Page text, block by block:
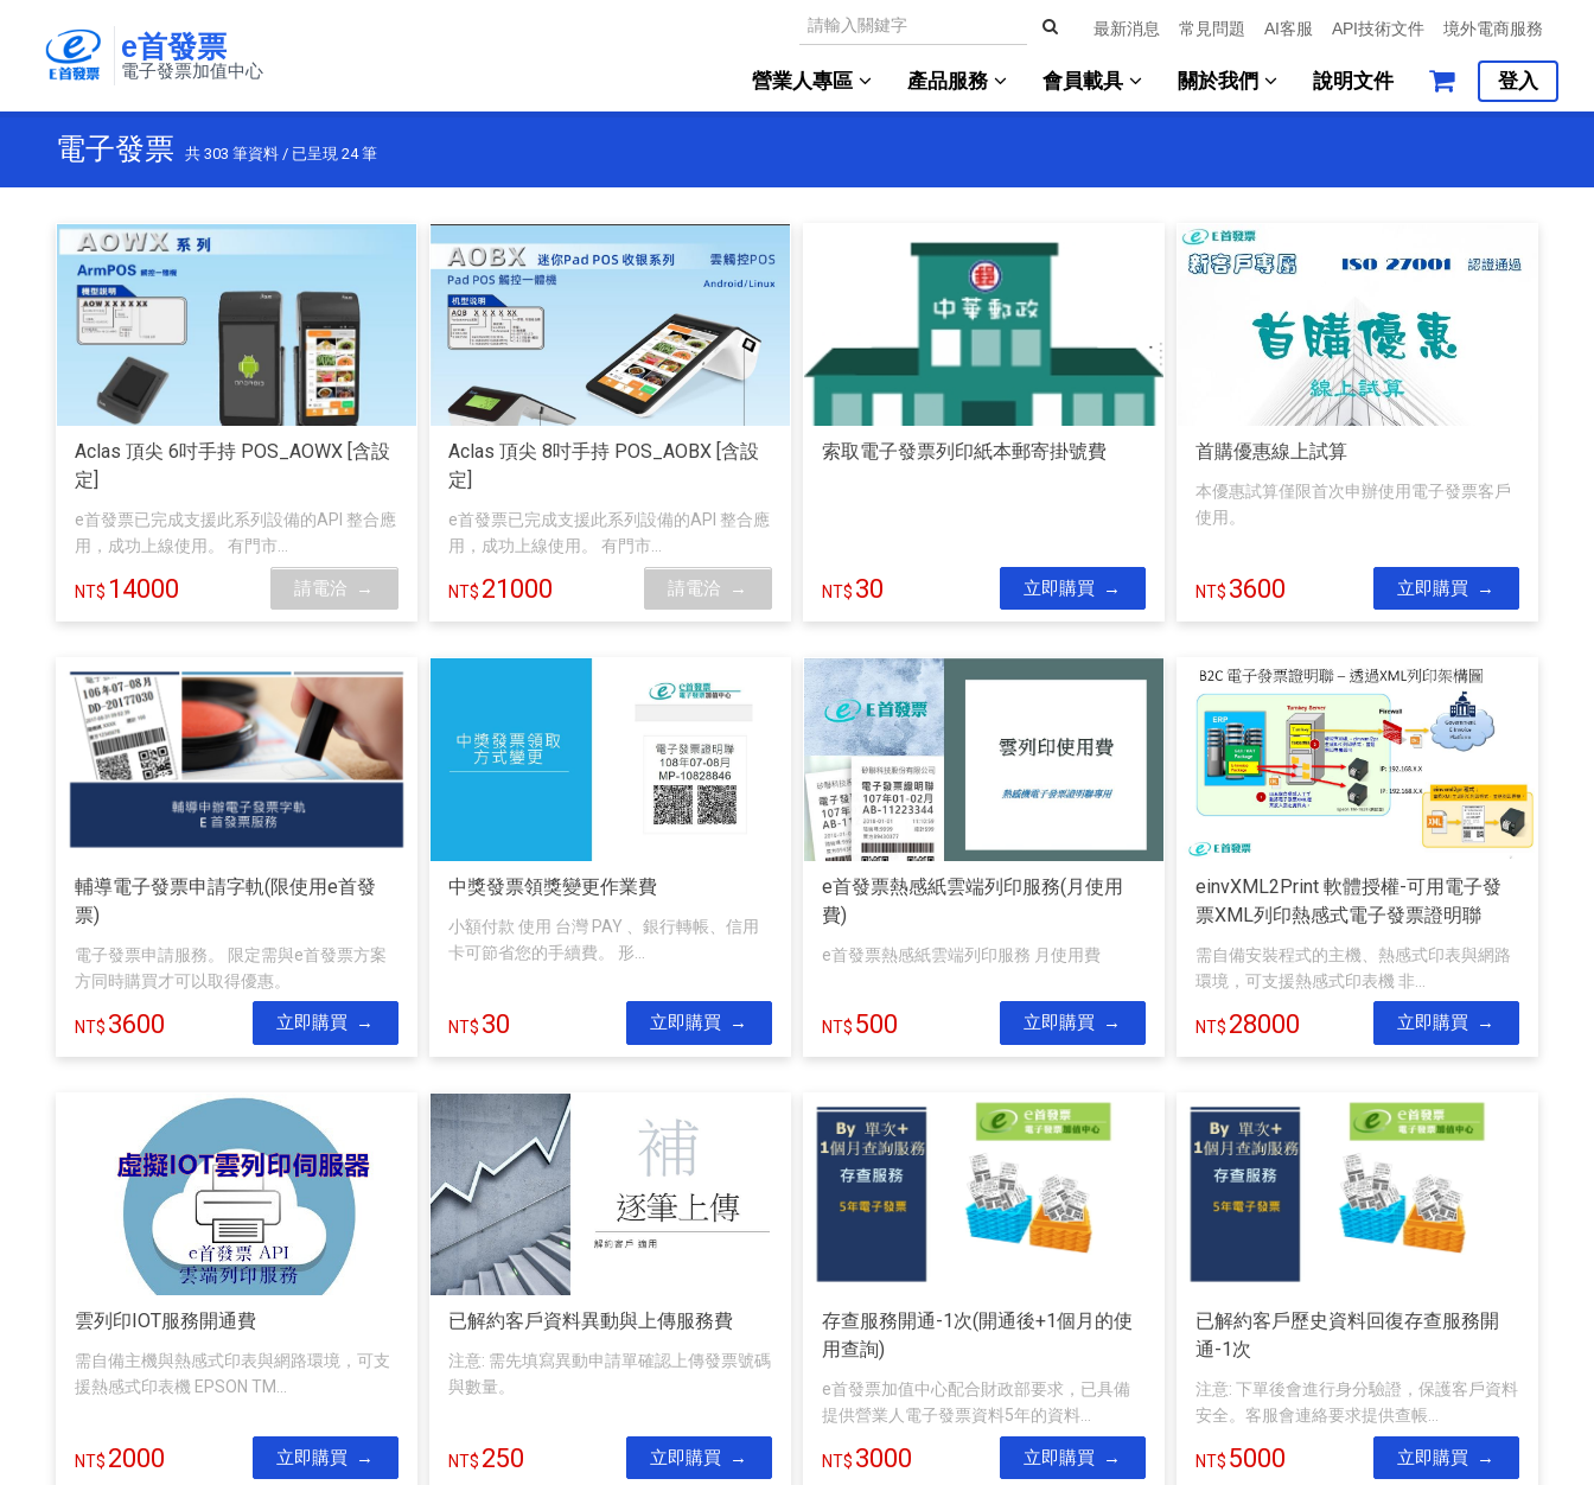
e首發票
電子發票加值中心
最新消息 常見問題 AI客服 API技術文件 境外電商服務
營業人專區 產品服務 會員載具 關於我們 說明文件 登入
電子發票 共 303 筆資料 / 已呈現 24筆
Aclas 頂尖 6吋手持 POS_AOWX [含設
定]
e首發票已完成支援此系列設備的API 整合應
用，成功上線使用。 有門市...
14000 請電洽
Aclas 頂尖 8吋手持 POS_AOBX [含設
定]
e首發票已完成支援此系列設備的API 整合應
用，成功上線使用。 有門市...
21000 請電洽
索取電子發票列印紙本郵寄掛號費
30 立即購買
首購優惠線上試算
本優惠試算僅限首次申辦使用電子發票客戶
使用。
3600 立即購買
輔導電子發票申請字軌(限使用e首發
票)
電子發票申請服務。 限定需與e首發票方案
方同時購買才可以取得優惠。
3600 立即購買
中獎發票領獎變更作業費
小額付款 使用 台灣 PAY 、銀行轉帳、信用
卡可節省您的手續費。 形...
30 立即購買
e首發票熱感紙雲端列印服務(月使用
費)
e首發票熱感紙雲端列印服務 月使用費
500 立即購買
einvXML2Print 軟體授權-可用電子發
票XML列印熱感式電子發票證明聯
需自備安裝程式的主機、熱感式印表與網路
環境，可支援熱感式印表機 非...
28000 立即購買
雲列印IOT服務開通費
需自備主機與熱感式印表與網路環境，可支
援熱感式印表機 EPSON TM...
2000 立即購買
已解約客戶資料異動與上傳服務費
注意: 需先填寫異動申請單確認上傳發票號碼
與數量。
250 立即購買
存查服務開通-1次(開通後+1個月的使
用查詢)
e首發票加值中心配合財政部要求，已具備
提供營業人電子發票資料5年的資料...
3000 立即購買
已解約客戶歷史資料回復存查服務開
通-1次
注意: 下單後會進行身分驗證，保護客戶資料
安全。客服會連絡要求提供查帳...
5000 立即購買